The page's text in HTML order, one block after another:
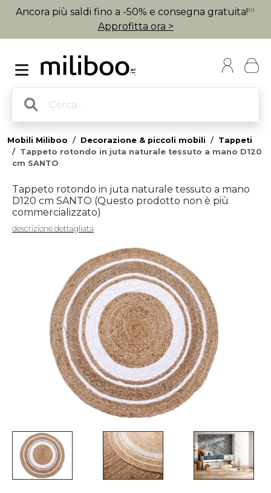
Ancora più saldi fino a -50% e consegna gratuita! (1)
Approfitta ora >
Mobili Miliboo Decorazione & piccoli mobili
Tappeti
Tappeto rotondo in juta naturale tessuto a mano D120
cm SANTO
Tappeto rotondo in juta naturale tessuto a mano
D120 cm SANTO (Questo prodotto non è più
commercializzato)
descrizione dettagliata